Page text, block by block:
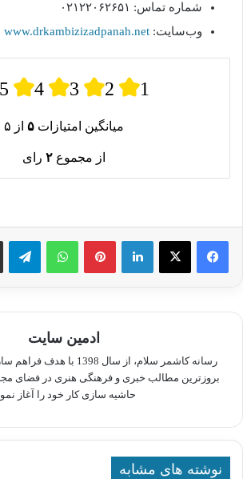
شماره تماس: ۰۲۱۲۲۰۶۲۶۵۱
وب‌سایت: www.drkambizizadpanah.net
5 4 3 2 1
میانگین امتیازات ۵ از ۵
از مجموع ۲ رای
لینکدین پینترستواتس آپ
ادمین سایت
رسانه کاشمر سلام، از سال
بروزترین مطالب خبری و فرهنگی هنری در فضای
حاشیه سازی کار خود را آغاز
نوشته های مشابه